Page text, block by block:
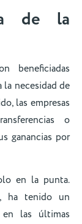
de la
beneficiadas
necesidad de
las empresas
o
ganancias por
en la punta.
ha tenido un
las últimas